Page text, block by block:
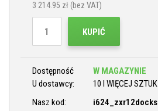
3 214.95 zł (bez VAT)
KUPIĆ
Dostępność
W MAGAZYNIE
U dostawcy:
10 I WIĘCEJ SZTUK
Nasz kod:
i624_zxr12docks